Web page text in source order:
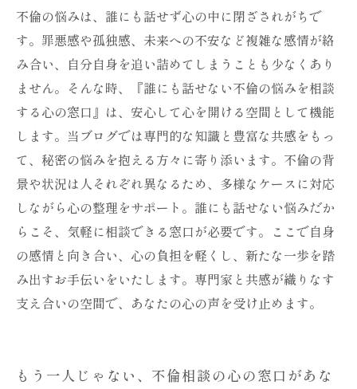
不倫の悩みは、誰にも話せず心の中に閉ざされがちで
す。罪悪感や孤独感、未来への不安など複雑な感情が絡
み合い、自分自身を追い詰めてしまうことも少なくあり
ません。そんな時、『誰にも話せない不倫の悩みを相談
する心の窓口』は、安心して心を開ける空間として機能
します。当ブログでは専門的な知識と豊富な共感をもっ
て、秘密の悩みを抱える方々に寄り添います。不倫の背
景や状況は人それぞれ異なるため、多様なケースに対応
しながら心の整理をサポート。誰にも話せない悩みだか
らこそ、気軽に相談できる窓口が必要です。ここで自身
の感情と向き合い、心の負担を軽くし、新たな一歩を踏
み出すお手伝いをいたします。専門家と共感が織りなす
支え合いの空間で、あなたの心の声を受け止めます。
もう一人じゃない、不倫相談の心の窓口があな